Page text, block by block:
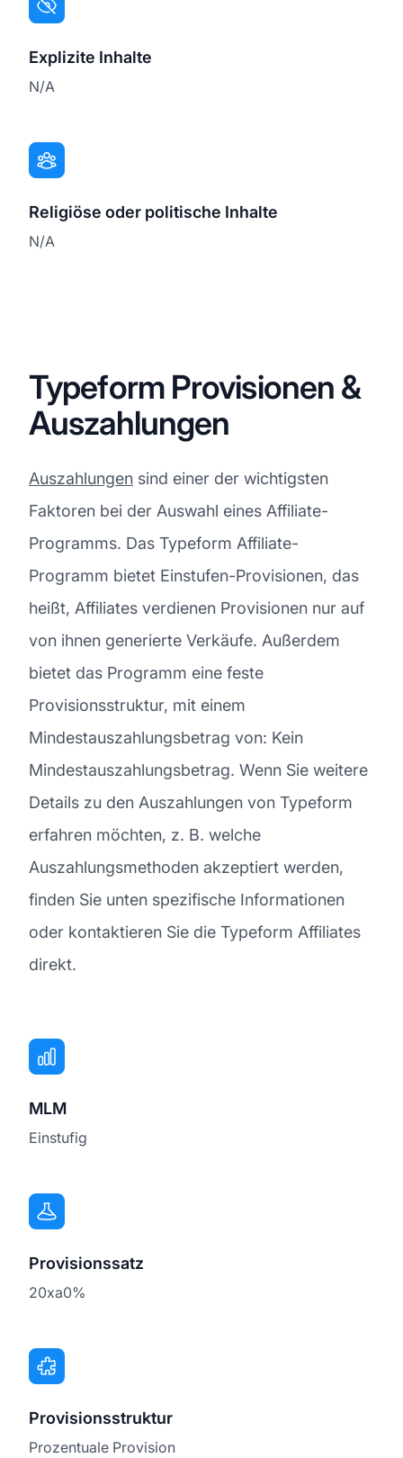
Explizite Inhalte
N/A
Religiöse oder politische Inhalte
N/A
Typeform Provisionen &
Auszahlungen
Auszahlungen sind einer der wichtigsten
Faktoren bei der Auswahl eines Affiliate-
Programms. Das Typeform Affiliate-
Programm bietet Einstufen-Provisionen, das
heißt, Affiliates verdienen Provisionen nur auf
von ihnen generierte Verkäufe. Außerdem
bietet das Programm eine feste
Provisionsstruktur, mit einem
Mindestauszahlungsbetrag von: Kein
Mindestauszahlungsbetrag. Wenn Sie weitere
Details zu den Auszahlungen von Typeform
erfahren möchten, z. B. welche
Auszahlungsmethoden akzeptiert werden,
finden Sie unten spezifische Informationen
oder kontaktieren Sie die Typeform Affiliates
direkt.
MLM
Einstufig
Provisionssatz
20xa0%
Provisionsstruktur
Prozentuale Provision